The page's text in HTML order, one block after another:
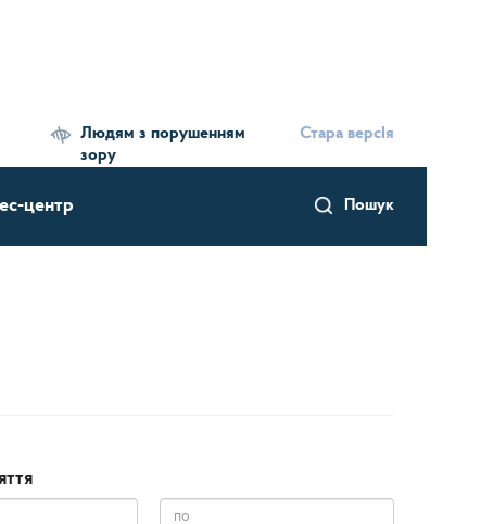
Людям з порушенням
зору
Стара версІя
Пошук
центр